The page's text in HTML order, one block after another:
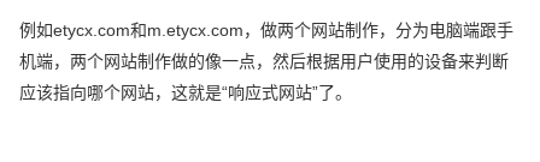
例如etycx.com和m.etycx.com，做两个网站制作，分为电脑端跟手
机端，两个网站制作做的像一点，然后根据用户使用的设备来判断
应该指向哪个网站，这就是“响应式网站”了。